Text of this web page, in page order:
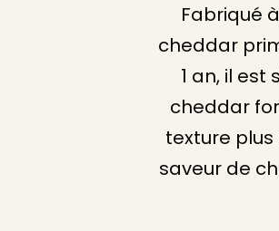
Fabriqué
cheddar
1 an, il est
cheddar
texture
saveur de